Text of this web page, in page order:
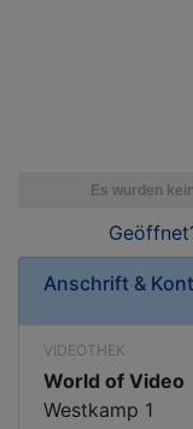
Anschrift &
VIDEOTHEK
World of Video
Westkamp 1